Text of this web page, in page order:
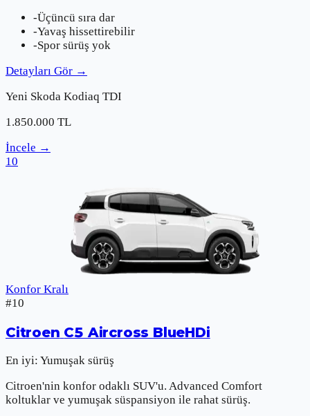
-Üçüncü sıra dar
-Yavaş hissettirebilir
-Spor sürüş yok
Detayları Gör →
Yeni Skoda Kodiaq TDI
1.850.000 TL
İncele →
10
Konfor Kralı
#10
Citroen C5 Aircross BlueHDi
En iyi: Yumuşak sürüş
Citroen'nin konfor odaklı SUV'u. Advanced Comfort
koltuklar ve yumuşak süspansiyon ile rahat sürüş.